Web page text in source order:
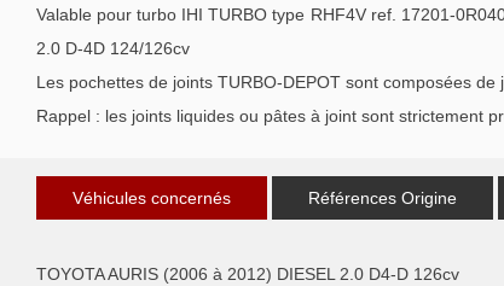
Valable pour turbo IHI TURBO type RHF4V ref. 17201-
2.0 D-4D 124/126cv
Les pochettes de joints TURBO-DEPOT sont composées
Rappel : les joints liquides ou pâtes à joint sont strictement
Véhicules concernés Références Origine
TOYOTA AURIS (2006 à 2012) DIESEL 2.0 D4-D 126cv